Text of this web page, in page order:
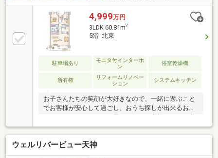
4,999万円
3LDK 60.81m2
5階 北東
駐車場あり
モニタ付インターホ
ン
浴室乾燥機
所有権
リフォームリノベー
ション
システムキッチン
お子さんたちの笑顔が大好きなので、一緒に遊ぶこと
でお客様が安心して過ごし、おうち探しが出来るお手
地良い空間作りを心がけていきたいと思っております
ので、皆様も何かございましたら、いつでもお声掛け
くださいね。皆様のご来店、心よりお待ちしておりま
す。
ウェルリバービュー天神